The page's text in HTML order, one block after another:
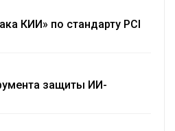
КИИ» по стандарту PCI
защиты ИИ-